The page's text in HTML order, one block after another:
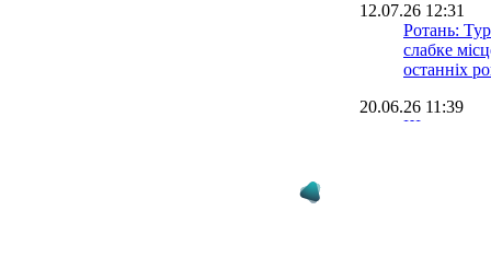
12.07.26 12:31
Ротань:
слабке
останніх
20.06.26 11:39
Шахтар